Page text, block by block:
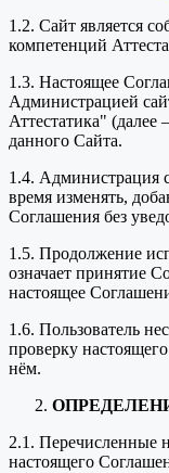
1.2. Сайт является
компетенций
1.3. Настоящее
Администрацией
Аттестатика"
данного Сайта.
1.4. Администрация
время изменять,
Соглашения без
1.5. Продолжение
означает принятие
настоящее
1.6. Пользователь
проверку
нём.
2.1. Перечисленные
настоящего